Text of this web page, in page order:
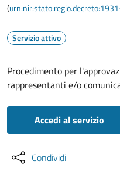
(
Servizio attivo
Procedimento per
rappresentanti e/o
Accedi al servizio
Condividi